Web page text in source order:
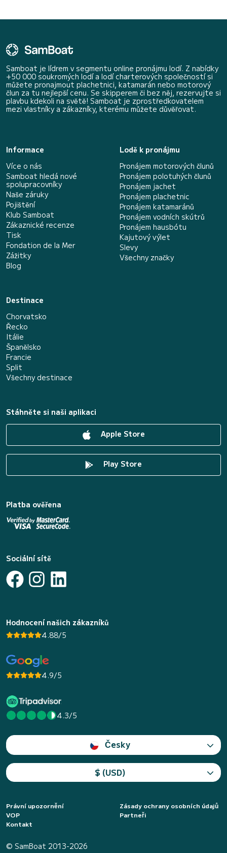
Samboat je lídrem v segmentu online pronájmu lodí. Z nabídky
+50 000 soukromých lodí a lodí charterových společností si
můžete pronajmout plachetnici, katamarán nebo motorový
člun za tu nejlepší cenu. Se skipperem či bez něj, rezervujte si
plavbu kdekoli na světě! Samboat je zprostředkovatelem
mezi vlastníky a zákazníky, kterému můžete důvěřovat.
Informace
Více o nás
Samboat hledá nové
spolupracovníky
Naše záruky
Pojištění
Klub Samboat
Zákaznické recenze
Tisk
Fondation de la Mer
Zážitky
Blog
Lodě k pronájmu
Pronájem motorových člunů
Pronájem polotuhých člunů
Pronájem jachet
Pronájem plachetnic
Pronájem katamaránů
Pronájem vodních skútrů
Pronájem hausbótu
Kajutový výlet
Slevy
Všechny značky
Destinace
Chorvatsko
Řecko
Itálie
Španělsko
Francie
Split
Všechny destinace
Stáhněte si naši aplikaci
Apple Store
Play Store
Platba ověřena
Sociální sítě
Hodnocení našich zákazníků
4.88/5
4.9/5
4.3/5
Česky
$ (USD)
Právní upozornění
Zásady ochrany osobních údajů
VOP
Partneři
Kontakt
© SamBoat 2013-2026